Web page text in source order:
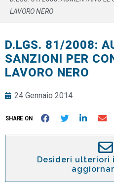
LAVORO NERO
D.LGS. 81/2008:
SANZIONI PER
LAVORO NERO
24 Gennaio 2014
SHARE ON
Desideri ulteriori